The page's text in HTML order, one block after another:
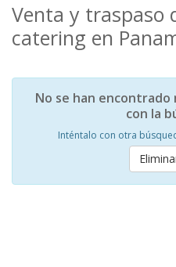
Venta y traspaso
catering en
No se han encontrado
con la
Inténtalo con otra